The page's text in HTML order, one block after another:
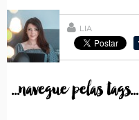
LIA
...navegue pelas tags...